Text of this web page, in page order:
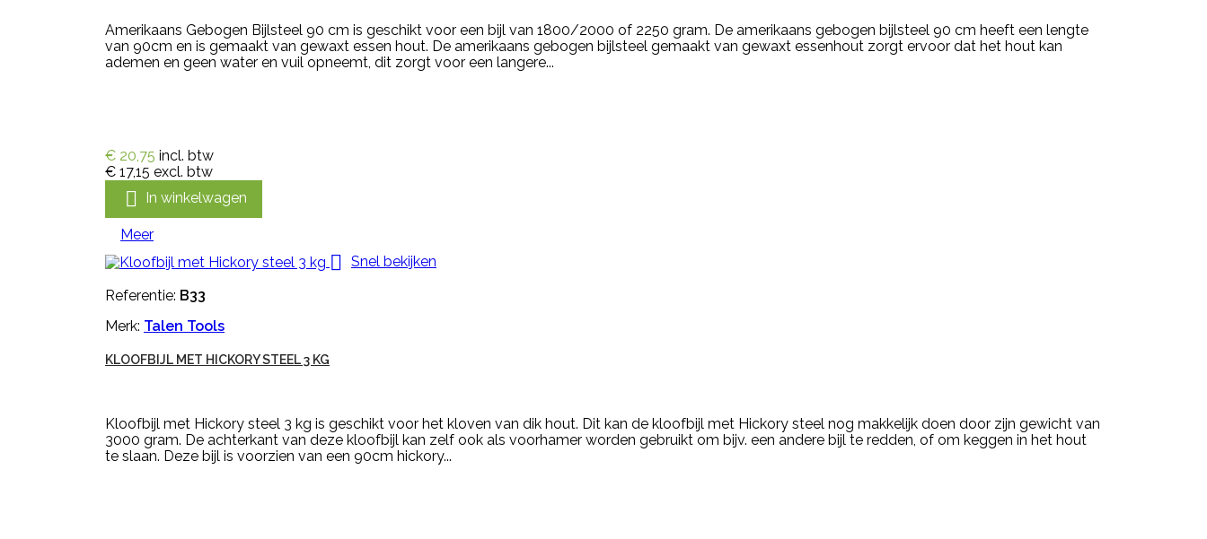
Amerikaans Gebogen Bijlsteel 90 cm is geschikt voor een bijl van 1800/2000 of 2250 gram. De amerikaans gebogen bijlsteel 90 cm heeft een lengte
van 90cm en is gemaakt van gewaxt essen hout. De amerikaans gebogen bijlsteel gemaakt van gewaxt essenhout zorgt ervoor dat het hout kan
ademen en geen water en vuil opneemt, dit zorgt voor een langere...
€ 20,75 incl. btw
€ 17,15 excl. btw
 In winkelwagen
Meer
 Snel bekijken
Referentie: B33
Merk: Talen Tools
KLOOFBIJL MET HICKORY STEEL 3 KG
Kloofbijl met Hickory steel 3 kg is geschikt voor het kloven van dik hout. Dit kan de kloofbijl met Hickory steel nog makkelijk doen door zijn gewicht van
3000 gram. De achterkant van deze kloofbijl kan zelf ook als voorhamer worden gebruikt om bijv. een andere bijl te redden, of om keggen in het hout
te slaan. Deze bijl is voorzien van een 90cm hickory...